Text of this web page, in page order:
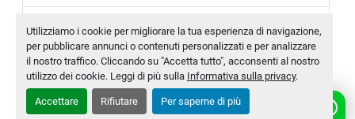
Utilizziamo i cookie per migliorare la tua esperienza di navigazione,
per pubblicare annunci o contenuti personalizzati e per analizzare
il nostro traffico. Cliccando su "Accetta tutto", acconsenti al nostro
utilizzo dei cookie. Leggi di più sulla Informativa sulla privacy.
Accettare Rifiutare Per saperne di più
Modello TSX70086V
Numero di magazzino MLTC-0020-WH